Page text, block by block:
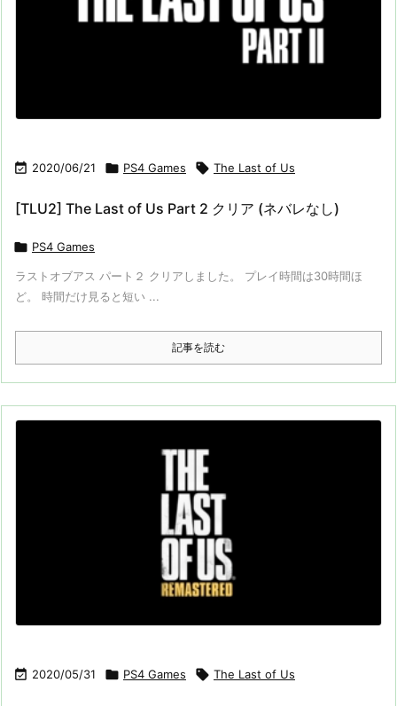
 2020/06/21  PS4 Games  The Last of Us
[TLU2] The Last of Us Part 2 クリア (ネバレなし)
 PS4 Games
ラストオブアス パート２ クリアしました。 プレイ時間は30時間ほ
ど。 時間だけ見ると短い ...
記事を読む
 2020/05/31  PS4 Games  The Last of Us